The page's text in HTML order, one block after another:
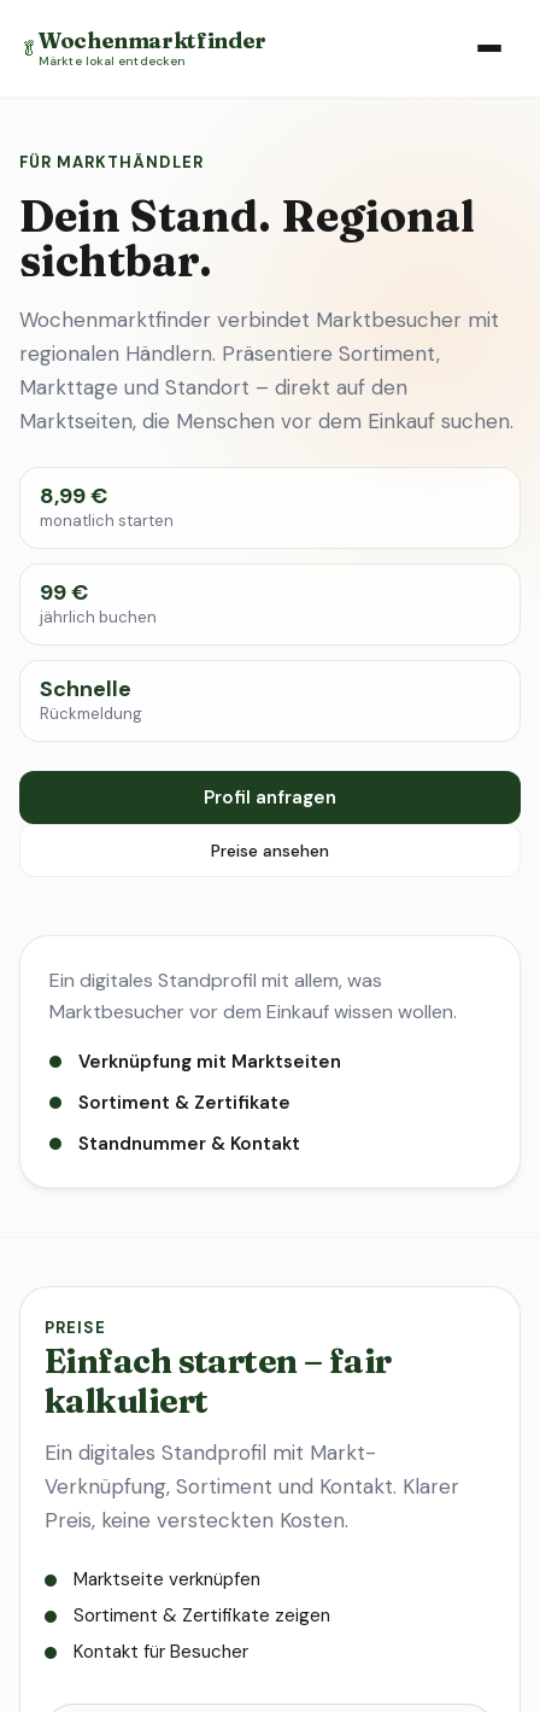
🥬Wochenmarktfinder
Märkte lokal entdecken
FÜR MARKTHÄNDLER
Dein Stand. Regional
sichtbar.
Wochenmarktfinder verbindet Marktbesucher mit
regionalen Händlern. Präsentiere Sortiment,
Markttage und Standort – direkt auf den
Marktseiten, die Menschen vor dem Einkauf suchen.
8,99 €
monatlich starten
99 €
jährlich buchen
Schnelle
Rückmeldung
Profil anfragen
Preise ansehen
Ein digitales Standprofil mit allem, was
Marktbesucher vor dem Einkauf wissen wollen.
Verknüpfung mit Marktseiten
Sortiment & Zertifikate
Standnummer & Kontakt
PREISE
Einfach starten – fair
kalkuliert
Ein digitales Standprofil mit Markt-
Verknüpfung, Sortiment und Kontakt. Klarer
Preis, keine versteckten Kosten.
Marktseite verknüpfen
Sortiment & Zertifikate zeigen
Kontakt für Besucher